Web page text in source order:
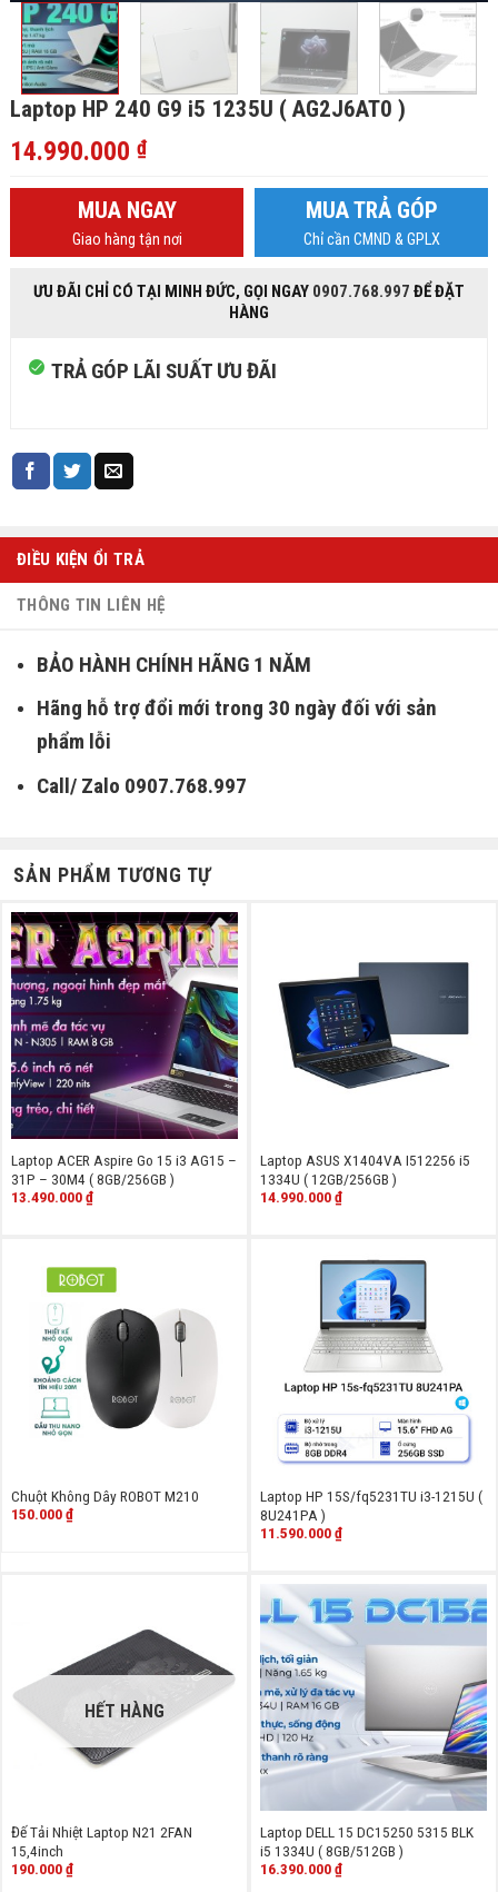
Laptop HP 240 G9 i5 1235U ( AG2J6AT0 )
14.990.000 ₫
MUA NGAY
Giao hàng tận nơi
MUA TRẢ GÓP
Chỉ cần CMND & GPLX
ƯU ĐÃI CHỈ CÓ TẠI MINH ĐỨC, GỌI NGAY 0907.768.997 ĐỂ ĐẶT
HÀNG
TRẢ GÓP LÃI SUẤT ƯU ĐÃI
ĐIỀU KIỆN ỔI TRẢ
THÔNG TIN LIÊN HỆ
BẢO HÀNH CHÍNH HÃNG 1 NĂM
Hãng hỗ trợ đổi mới trong 30 ngày đối với sản
phẩm lỗi
Call/ Zalo 0907.768.997
SẢN PHẨM TƯƠNG TỰ
Laptop ACER Aspire Go 15 i3 AG15 –
31P – 30M4 ( 8GB/256GB )
13.490.000₫
Laptop ASUS X1404VA I512256 i5
1334U ( 12GB/256GB )
14.990.000₫
Chuột Không Dây ROBOT M210
150.000₫
Laptop HP 15S/fq5231TU i3-1215U (
8U241PA )
11.590.000₫
HẾT HÀNG
Đế Tải Nhiệt Laptop N21 2FAN
15,4inch
190.000₫
Laptop DELL 15 DC15250 5315 BLK
i5 1334U ( 8GB/512GB )
16.390.000₫